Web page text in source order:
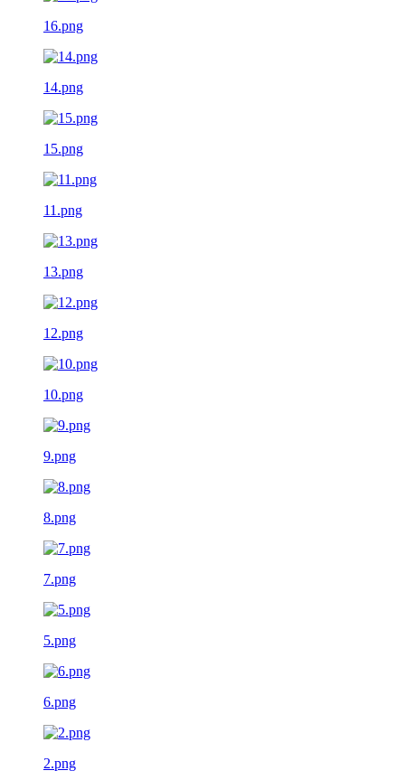
16.png
14.png
15.png
11.png
13.png
12.png
10.png
9.png
8.png
7.png
5.png
6.png
2.png